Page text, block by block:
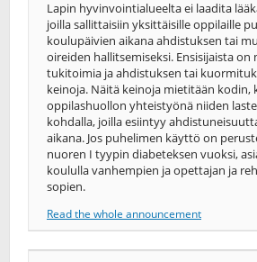
Lapin hyvinvointialueelta ei laadita
joilla sallittaisiin yksittäisille oppilaille
koulupäivien aikana ahdistuksen tai
oireiden hallitsemiseksi. Ensisijaista on
tukitoimia ja ahdistuksen tai
keinoja. Näitä keinoja mietitään kodin,
oppilashuollon yhteistyönä niiden
kohdalla, joilla esiintyy
aikana. Jos puhelimen käyttö on
nuoren I tyypin diabeteksen vuoksi,
koululla vanhempien ja opettajan ja
sopien.
Read the whole announcement